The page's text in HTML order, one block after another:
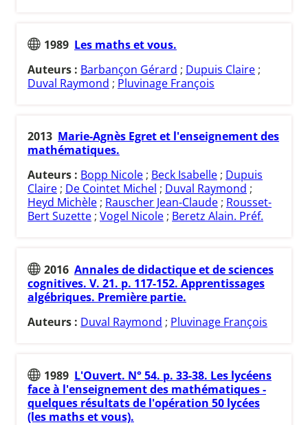
1989 Les maths et vous.
Auteurs : Barbançon Gérard ; Dupuis Claire ;
Duval Raymond ; Pluvinage François
2013 Marie-Agnès Egret et l'enseignement des
mathématiques.
Auteurs : Bopp Nicole ; Beck Isabelle ; Dupuis
Claire ; De Cointet Michel ; Duval Raymond ;
Heyd Michèle ; Rauscher Jean-Claude ; Rousset-
Bert Suzette ; Vogel Nicole ; Beretz Alain. Préf.
2016 Annales de didactique et de sciences
cognitives. V. 21. p. 117-152. Apprentissages
algébriques. Première partie.
Auteurs : Duval Raymond ; Pluvinage François
1989 L'Ouvert. N° 54. p. 33-38. Les lycéens
face à l'enseignement des mathématiques -
quelques résultats de l'opération 50 lycées
(les maths et vous).